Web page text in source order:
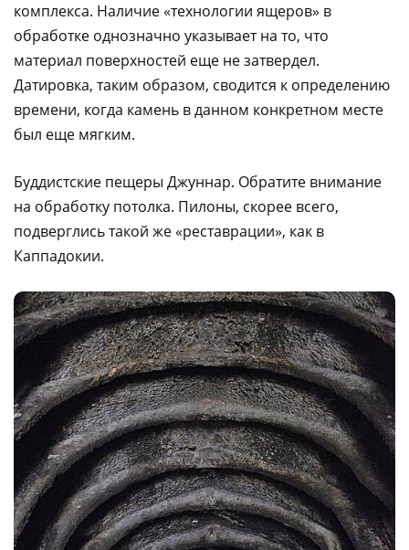
комплекса. Наличие «технологии ящеров» в
обработке однозначно указывает на то, что
материал поверхностей еще не затвердел.
Датировка, таким образом, сводится к определению
времени, когда камень в данном конкретном месте
был еще мягким.
Буддистские пещеры Джуннар. Обратите внимание
на обработку потолка. Пилоны, скорее всего,
подверглись такой же «реставрации», как в
Каппадокии.